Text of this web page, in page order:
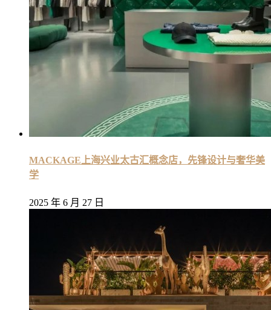
MACKAGE上海兴业太古汇概念店，先锋设计与奢华美
学
2025 年 6 月 27 日